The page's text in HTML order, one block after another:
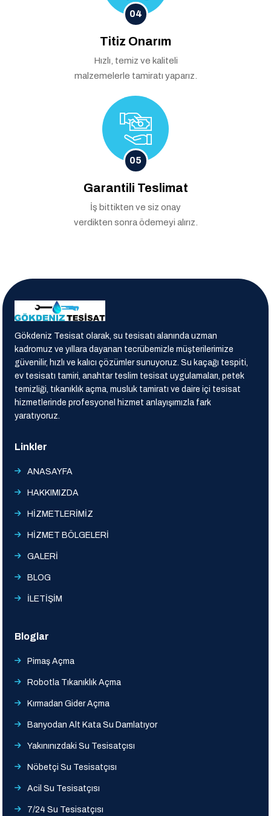
04
Titiz Onarım
Hızlı, temiz ve kaliteli
malzemelerle tamiratı yaparız.
05
Garantili Teslimat
İş bittikten ve siz onay
verdikten sonra ödemeyi alırız.
Gökdeniz Tesisat olarak, su tesisatı alanında uzman
kadromuz ve yıllara dayanan tecrübemizle müşterilerimize
güvenilir, hızlı ve kalıcı çözümler sunuyoruz. Su kaçağı tespiti,
ev tesisatı tamiri, anahtar teslim tesisat uygulamaları, petek
temizliği, tıkanıklık açma, musluk tamiratı ve daire içi tesisat
hizmetlerinde profesyonel hizmet anlayışımızla fark
yaratıyoruz.
Linkler
ANASAYFA
HAKKIMIZDA
HİZMETLERİMİZ
HİZMET BÖLGELERİ
GALERİ
BLOG
İLETİŞİM
Bloglar
Pimaş Açma
Robotla Tıkanıklık Açma
Kırmadan Gider Açma
Banyodan Alt Kata Su Damlatıyor
Yakınınızdaki Su Tesisatçısı
Nöbetçi Su Tesisatçısı
Acil Su Tesisatçısı
7/24 Su Tesisatçısı